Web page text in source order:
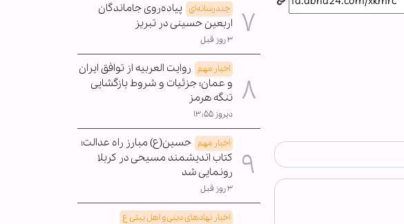
چندرسانه‌ای پیاده‌روی جاماندگان
اربعین حسینی در تبریز
۳ روز قبل
اخبار مهم روایت العربیه از توافق ایران
و عمان؛ جزئیات و شروط بازگشایی
تنگه هرمز
دیروز ۱۳:۵۵
اخبار مهم حسین(ع) مبارز راه عدالت؛
کتاب اندیشمند مسیحی در کربلا
رونمایی شد
۳ روز قبل
اخبار نهادهای دینی و اهل بیتی ع